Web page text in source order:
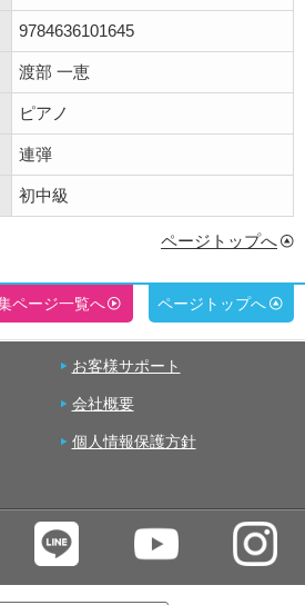
9784636101645
渡部 一恵
ピアノ
連弾
初中級
ページトップへ
ページ一覧へ ページトップへ
お客様サポート
会社概要
個人情報保護方針